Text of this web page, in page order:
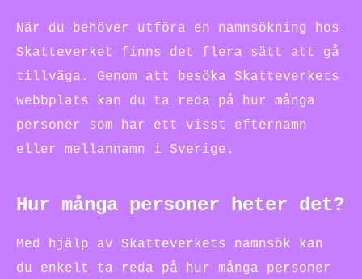
När du behöver utföra en namnsökning hos
Skatteverket finns det flera sätt att gå
tillväga. Genom att besöka Skatteverkets
webbplats kan du ta reda på hur många
personer som har ett visst efternamn
eller mellannamn i Sverige.
Hur många personer heter det?
Med hjälp av Skatteverkets namnsök kan
du enkelt ta reda på hur många personer